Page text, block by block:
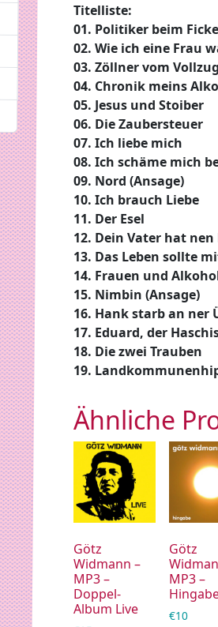
Titelliste:
01. Politiker beim
02. Wie ich eine Frau
03. Zöllner vom
04. Chronik meins
05. Jesus und Stoiber
06. Die Zaubersteuer
07. Ich liebe mich
08. Ich schäme mich
09. Nord (Ansage)
10. Ich brauch Liebe
11. Der Esel
12. Dein Vater hat
13. Das Leben sollte
14. Frauen und
15. Nimbin (Ansage)
16. Hank starb an ner
17. Eduard, der
18. Die zwei Trauben
19.
Ähnliche
Götz
Widmann –
MP3 –
Doppel-
Album Live
Götz
MP3 –
€10